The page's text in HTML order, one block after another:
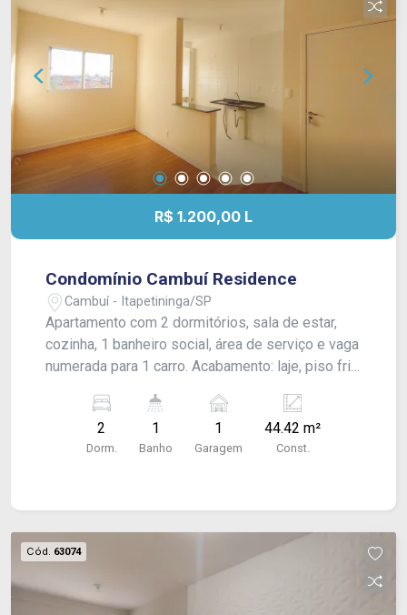
R$ 1.200,00 L
Condomínio Cambuí Residence
Cambuí - Itapetininga/SP
Apartamento com 2 dormitórios, sala de estar,
cozinha, 1 banheiro social, área de serviço e vaga
numerada para 1 carro. Acabamento: laje, piso frio
2
Dorm.
1
Banho
1
Garagem
44.42 m²
Const.
Cód. 63074